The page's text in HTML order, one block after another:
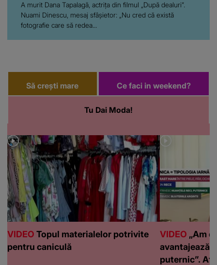
A murit Dana Tapalagă, actrița din filmul „După dealuri”.
Nuami Dinescu, mesaj sfâșietor: „Nu cred că există
fotografie care să redea...
Să crești mare
Tu Dai Moda!
Ce faci in weekend?
VIDEO Topul materialelor potrivite
pentru caniculă
VIDEO „Am
avantajează
puternic”.